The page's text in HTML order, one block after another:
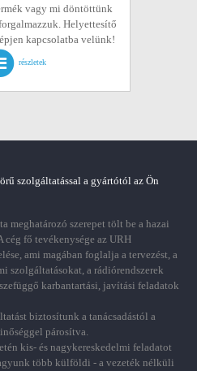
vagy mi döntöttünk
Helyettesítő
kapcsolatba velünk!
részletek
szolgáltatással a gyártótól az Ön
meghatározó szerepet tölt be a hazai
fő tevékenysége az URH
ami magában foglalja a tervezést, a
szolgáltatásokat, a rádiórendszerek
karbantartási, javítási feladatok
biztosítunk a tanácsadástól a
párosítva.
kis- és nagykereskedelmi feladatot
több külföldi - a vezeték nélküli